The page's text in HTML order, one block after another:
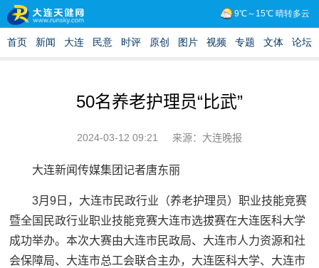
50名养老护理员“比武”
2024-03-12 09:21 来源：大连晚报
大连新闻传媒集团记者唐东丽
3月9日，大连市民政行业（养老护理员）职业技能竞赛
暨全国民政行业职业技能竞赛大连市选拔赛在大连医科大学
成功举办。本次大赛由大连市民政局、大连市人力资源和社
会保障局、大连市总工会联合主办，大连医科大学、大连市